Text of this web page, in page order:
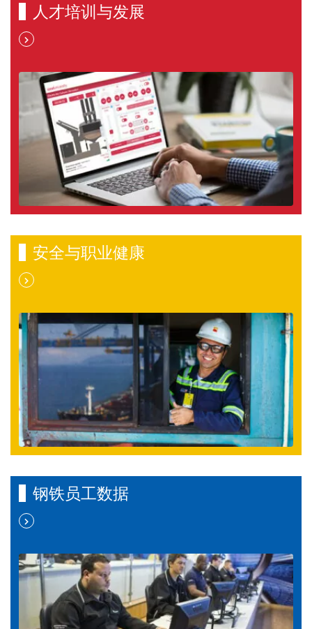
人才培训与发展
安全与职业健康
钢铁员工数据